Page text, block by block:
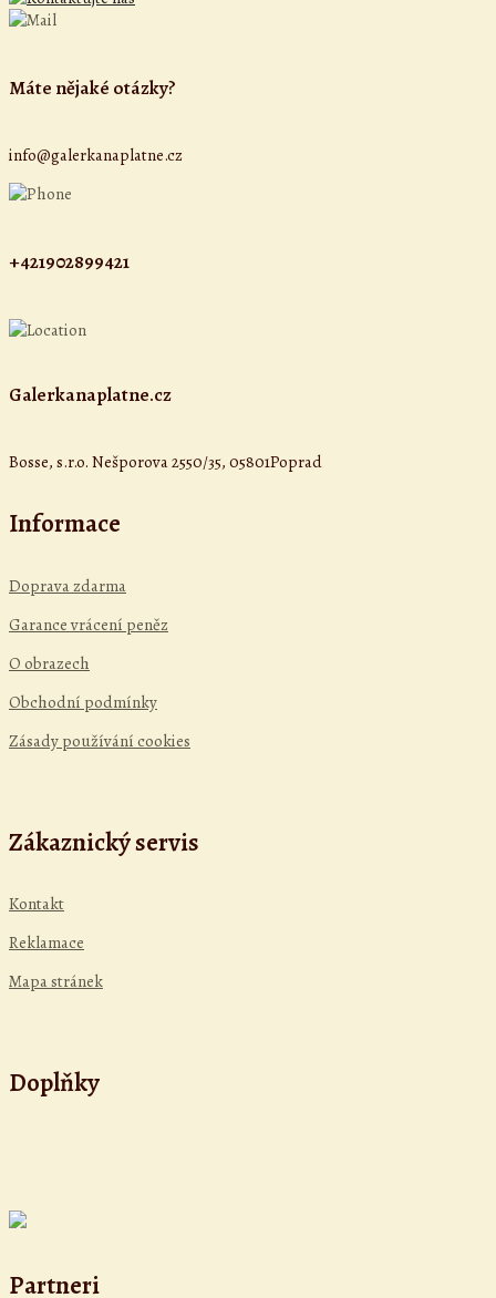
Máte nějaké otázky?
info@galerkanaplatne.cz
+421902899421
Galerkanaplatne.cz
Bosse, s.r.o. Nešporova 2550/35, 05801Poprad
Informace
Doprava zdarma
Garance vrácení peněz
O obrazech
Obchodní podmínky
Zásady používání cookies
Zákaznický servis
Kontakt
Reklamace
Mapa stránek
Doplňky
Partneri